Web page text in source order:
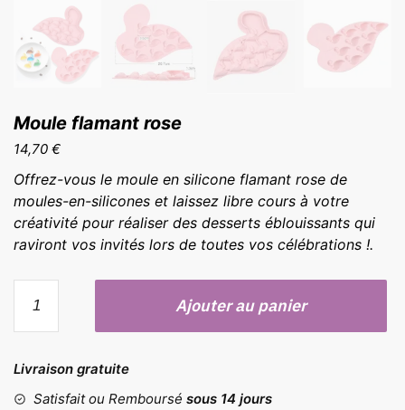
Moule flamant rose
14,70 €
Offrez-vous le moule en silicone flamant rose de
moules-en-silicones et laissez libre cours à votre
créativité pour réaliser des desserts éblouissants qui
raviront vos invités lors de toutes vos célébrations !.
Moule
rose
Ajouter au panier
Livraison gratuite
Satisfait ou Remboursé sous 14 jours